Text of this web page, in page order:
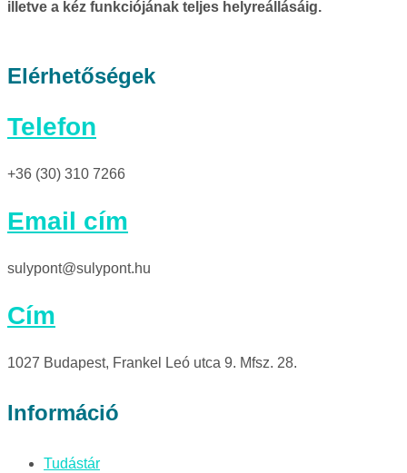
illetve a kéz funkciójának teljes helyreállásáig.
Elérhetőségek
Telefon
+36 (30) 310 7266
Email cím
sulypont@sulypont.hu
Cím
1027 Budapest, Frankel Leó utca 9. Mfsz. 28.
Információ
Tudástár